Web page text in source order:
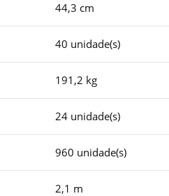
44,3 cm
40 unidade(s)
191,2 kg
24 unidade(s)
960 unidade(s)
2,1 m